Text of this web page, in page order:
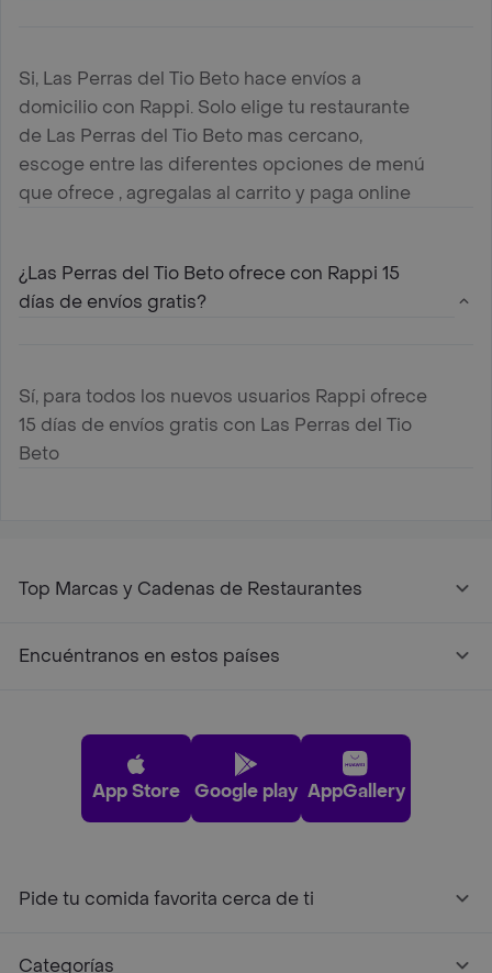
Si, Las Perras del Tio Beto hace envíos a
domicilio con Rappi. Solo elige tu restaurante
de Las Perras del Tio Beto mas cercano,
escoge entre las diferentes opciones de menú
que ofrece , agregalas al carrito y paga online
¿Las Perras del Tio Beto ofrece con Rappi 15
días de envíos gratis?
Sí, para todos los nuevos usuarios Rappi ofrece
15 días de envíos gratis con Las Perras del Tio
Beto
Top Marcas y Cadenas de Restaurantes
Encuéntranos en estos países
App Store Google play AppGallery
Pide tu comida favorita cerca de ti
Categorías